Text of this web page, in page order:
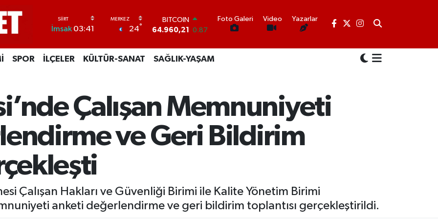
İmsak03:41 24°
DOLAR
47,7436
0.18
55,2510
STERLİN
BİST100
13.779
-14
Foto Galeri Video Yazarlar
SPOR İLÇELER KÜLTÜR-SANAT SAĞLIK-YAŞAM
Çalışan Memnuniyeti
ve Geri Bildirim
Çalışan Hakları ve Güvenliği Birimi ile Kalite Yönetim Birimi
anketi değerlendirme ve geri bildirim toplantısı gerçekleştirildi.